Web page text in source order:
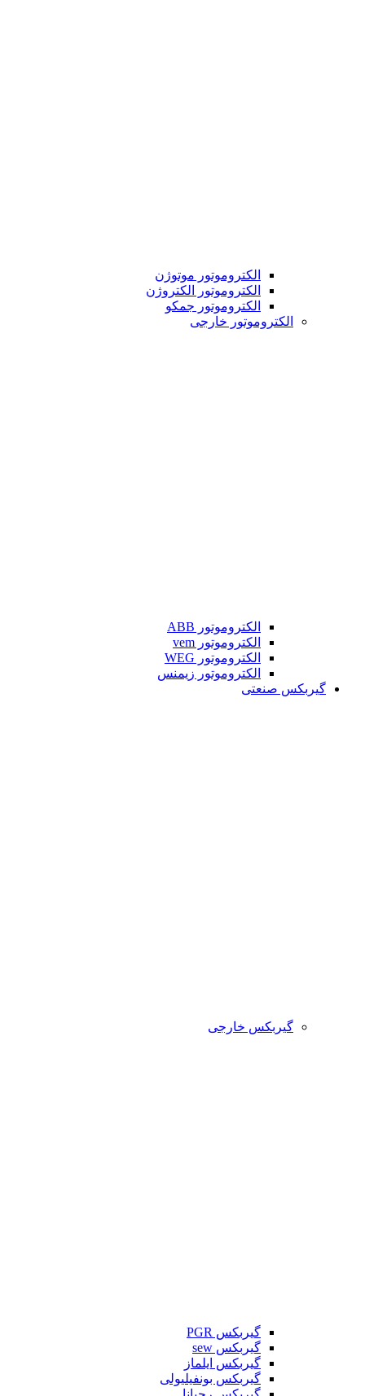
الکتروموتور موتوژن
الکتروموتور الکتروژن
الکتروموتور جمکو
الکتروموتور خارجی
الکتروموتور ABB
الکتروموتور vem
الکتروموتور WEG
الکتروموتور زیمنس
گیربکس صنعتی
گیربکس خارجی
گیربکس PGR
گیربکس sew
گیربکس ایلماز
گیربکس بونفیلیولی